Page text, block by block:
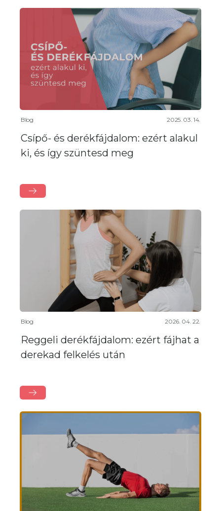
Blog 2025. 03. 14.
Csípő- és derékfájdalom: ezért alakul
ki, és így szüntesd meg
Blog 2026. 04. 22.
Reggeli derékfájdalom: ezért fájhat a
derekad felkelés után